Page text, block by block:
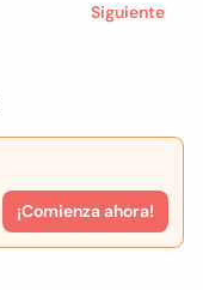
¡Comienza ahora!
Siguiente